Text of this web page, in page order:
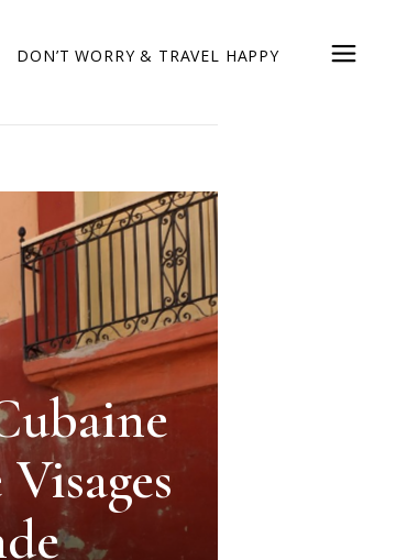
DON’T WORRY & TRAVEL HAPPY